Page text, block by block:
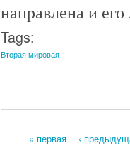
направлена и
Tags:
Вторая мировая
« первая ‹